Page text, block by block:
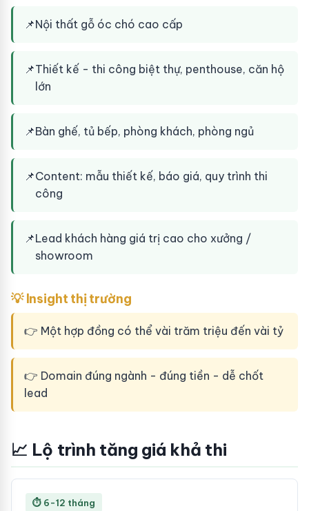
📌Nội thất gỗ óc chó cao cấp
📌Thiết kế - thi công biệt thự, penthouse, căn hộ
lớn
📌Bàn ghế, tủ bếp, phòng khách, phòng ngủ
📌Content: mẫu thiết kế, báo giá, quy trình thi
công
📌Lead khách hàng giá trị cao cho xưởng /
showroom
💡 Insight thị trường
👉 Một hợp đồng có thể vài trăm triệu đến vài tỷ
👉 Domain đúng ngành - đúng tiền - dễ chốt
lead
📈 Lộ trình tăng giá khả thi
⏱ 6-12 tháng